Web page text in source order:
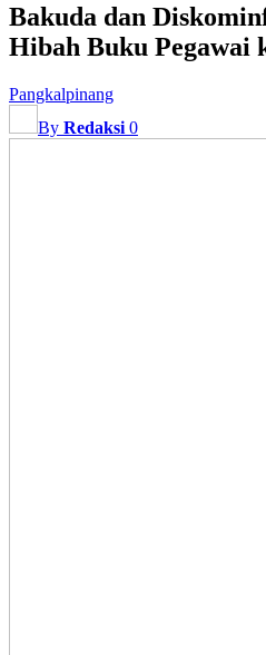
Bakuda dan
Hibah Buku Pegawai
Pangkalpinang
By Redaksi 0